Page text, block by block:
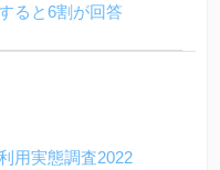
ると6割が回答
用実態調査2022